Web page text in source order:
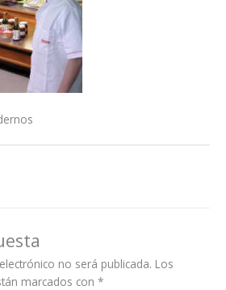
no será publicada. Los
marcados con *